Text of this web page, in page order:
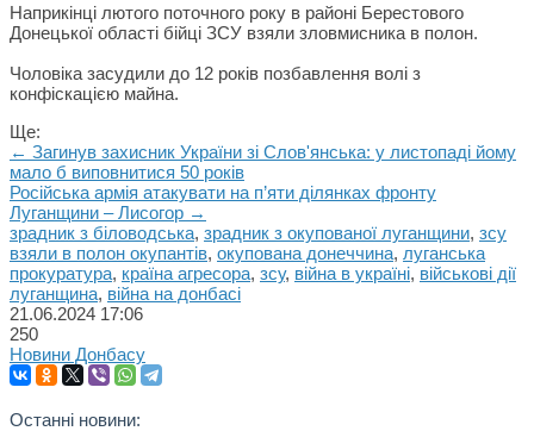
Наприкінці лютого поточного року в районі Берестового
Донецької області бійці ЗСУ взяли зловмисника в полон.
Чоловіка засудили до 12 років позбавлення волі з
конфіскацією майна.
Ще:
← Загинув захисник України зі Слов'янська: у листопаді йому
мало б виповнитися 50 років
Російська армія атакувати на п’яти ділянках фронту
Луганщини – Лисогор →
зрадник з біловодська, зрадник з окупованої луганщини, зсу
взяли в полон окупантів, окупована донеччина, луганська
прокуратура, країна агресора, зсу, війна в україні, військові дії
луганщина, війна на донбасі
21.06.2024 17:06
250
Новини Донбасу
Останні новини: